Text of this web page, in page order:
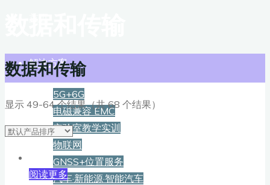
解决方案
5G+6G
电磁兼容 EMC
实验室教学实训
物联网
GNSS+位置服务
汽车·新能源·智能汽车
数据和传输
显示 49-64 个结果（共 68 个结果）
阅读更多